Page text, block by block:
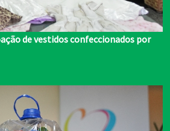
de vestidos confeccionados por